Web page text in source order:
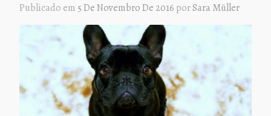
Publicado em 5 De Novembro De 2016 porSara Müller